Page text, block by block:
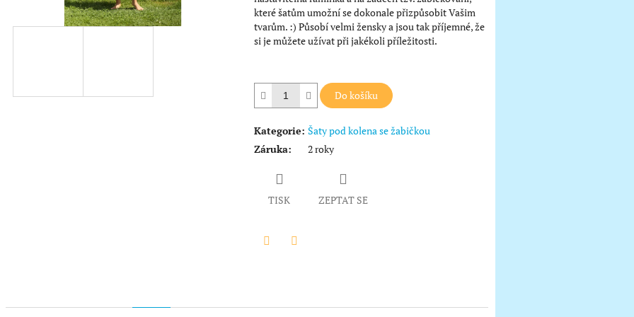
hvězdiček.
které šatům umožní se dokonale přizpůsobit Vašim
tvarům. :) Působí velmi žensky a jsou tak příjemné, že
si je můžete užívat při jakékoli příležitosti.
Do košíku
Kategorie: Šaty pod kolena se žabičkou
Záruka: 2 roky
TISK ZEPTAT SE